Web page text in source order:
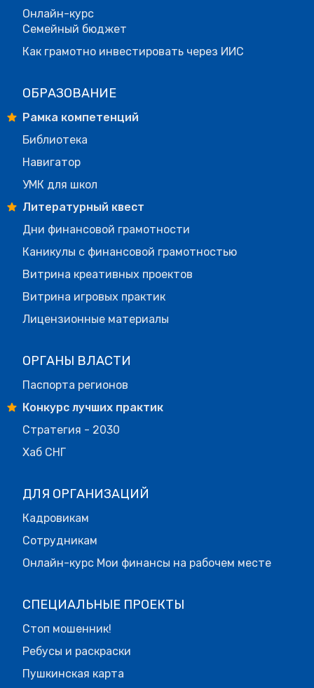
Онлайн-курс
Семейный бюджет
Как грамотно инвестировать через ИИС
ОБРАЗОВАНИЕ
Рамка компетенций
Библиотека
Навигатор
УМК для школ
Литературный квест
Дни финансовой грамотности
Каникулы с финансовой грамотностью
Витрина креативных проектов
Витрина игровых практик
Лицензионные материалы
ОРГАНЫ ВЛАСТИ
Паспорта регионов
Конкурс лучших практик
Стратегия - 2030
Хаб СНГ
ДЛЯ ОРГАНИЗАЦИЙ
Кадровикам
Сотрудникам
Онлайн-курс Мои финансы на рабочем месте
СПЕЦИАЛЬНЫЕ ПРОЕКТЫ
Стоп мошенник!
Ребусы и раскраски
Пушкинская карта